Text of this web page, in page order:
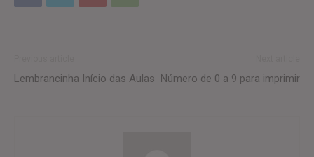
Lembrancinha Início das Aulas Número de 0 a 9 para imprimir